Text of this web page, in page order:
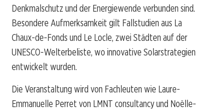
Denkmalschutz und der Energiewende verbunden sind.
Besondere Aufmerksamkeit gilt Fallstudien aus La
Chaux-de-Fonds und Le Locle, zwei Städten auf der
UNESCO-Welterbeliste, wo innovative Solarstrategien
entwickelt wurden.
Die Veranstaltung wird von Fachleuten wie Laure-
Emmanuelle Perret von LMNT consultancy und Noëlle-